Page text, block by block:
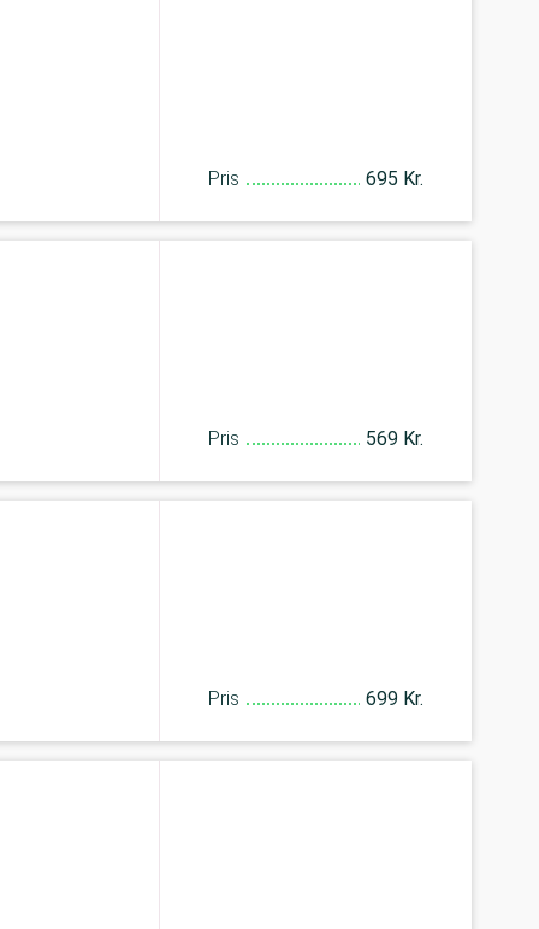
Pris 695 Kr.
Pris 569 Kr.
Pris 699 Kr.